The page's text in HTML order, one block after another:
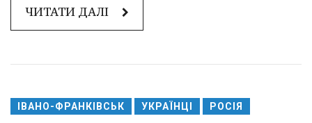
ЧИТАТИ ДАЛІ
ІВАНО-ФРАНКІВСЬК УКРАЇНЦІ РОСІЯ